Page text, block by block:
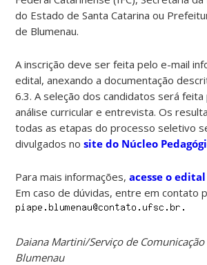
do Estado de Santa Catarina ou
de Blumenau.
A inscrição deve ser feita pelo e-mail
edital, anexando a documentação
6.3. A seleção dos candidatos será
análise curricular e entrevista. Os
todas as etapas do processo seletivo
divulgados nosite do Núcleo
Para mais informações,acesse o
Em caso de dúvidas, entre em contato
Daiana Martini/Serviço de Comunicação
Blumenau